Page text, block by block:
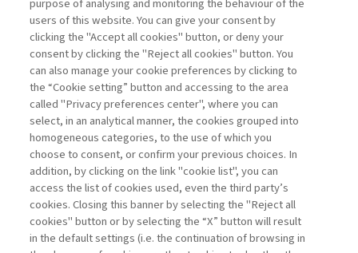
La consultazione dei libri è riservata esclusivamente
agli abbonati Premium
Legenda: Accedi Per registrati Per abbonati
Contatti
purpose of analysing and monitoring the behaviour of the
users of this website. You can give your consent by
clicking the "Accept all cookies" button, or deny your
consent by clicking the "Reject all cookies" button. You
can also manage your cookie preferences by clicking to
the “Cookie setting” button and accessing to the area
called "Privacy preferences center", where you can
select, in an analytical manner, the cookies grouped into
homogeneous categories, to the use of which you
choose to consent, or confirm your previous choices. In
addition, by clicking on the link "cookie list", you can
access the list of cookies used, even the third party’s
cookies. Closing this banner by selecting the "Reject all
cookies" button or by selecting the “X” button will result
in the default settings (i.e. the continuation of browsing in